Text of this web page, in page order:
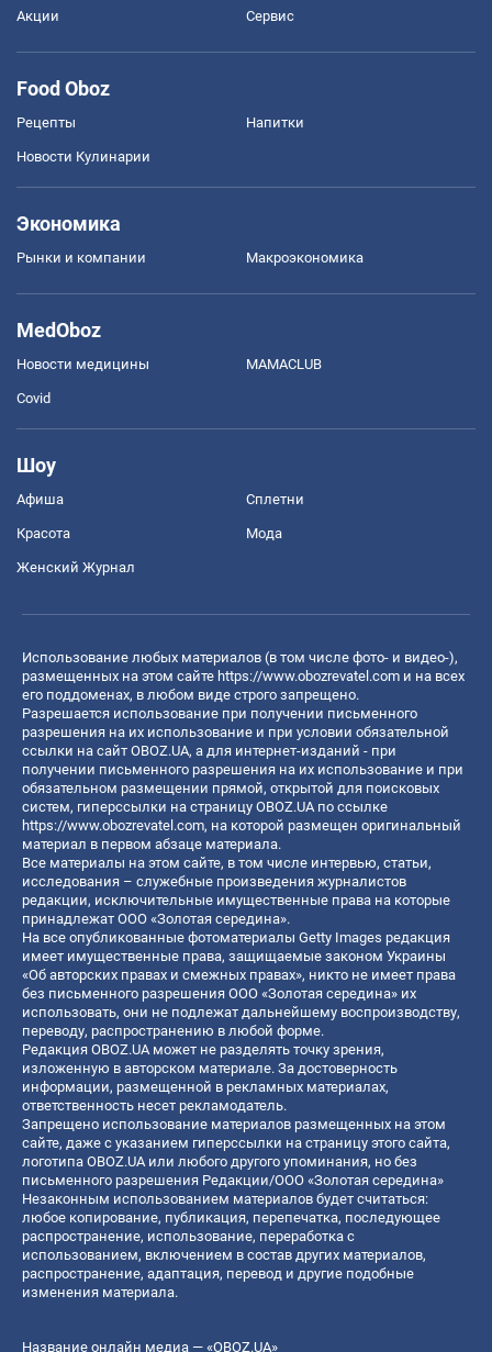
Акции Сервис
Food Oboz
Рецепты Напитки
Новости Кулинарии
Экономика
Рынки и компании Mакроэкономика
MedOboz
Новости медицины MAMACLUB
Covid
Шоу
Афиша Сплетни
Красота Мода
Женский Журнал
Использование любых материалов (в том числе фото- и видео-),
размещенных на этом сайте https://www.obozrevatel.com и на всех
его поддоменах, в любом виде строго запрещено.
Разрешается использование при получении письменного
разрешения на их использование и при условии обязательной
ссылки на сайт OBOZ.UA, а для интернет-изданий - при
получении письменного разрешения на их использование и при
обязательном размещении прямой, открытой для поисковых
систем, гиперссылки на страницу OBOZ.UA по ссылке
https://www.obozrevatel.com, на которой размещен оригинальный
материал в первом абзаце материала.
Все материалы на этом сайте, в том числе интервью, статьи,
исследования – служебные произведения журналистов
редакции, исключительные имущественные права на которые
принадлежат ООО «Золотая середина».
На все опубликованные фотоматериалы Getty Images редакция
имеет имущественные права, защищаемые законом Украины
«Об авторских правах и смежных правах», никто не имеет права
без письменного разрешения ООО «Золотая середина» их
использовать, они не подлежат дальнейшему воспроизводству,
переводу, распространению в любой форме.
Редакция OBOZ.UA может не разделять точку зрения,
изложенную в авторском материале. За достоверность
информации, размещенной в рекламных материалах,
ответственность несет рекламодатель.
Запрещено использование материалов размещенных на этом
сайте, даже с указанием гиперссылки на страницу этого сайта,
логотипа OBOZ.UA или любого другого упоминания, но без
письменного разрешения Редакции/ООО «Золотая середина»
Незаконным использованием материалов будет считаться:
любое копирование, публикация, перепечатка, последующее
распространение, использование, переработка с
использованием, включением в состав других материалов,
распространение, адаптация, перевод и другие подобные
изменения материала.
Название онлайн медиа — «OBOZ.UA»